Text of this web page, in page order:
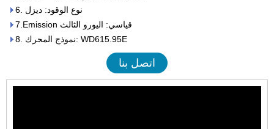
6. نوع الوقود: ديزل
7.Emission قياسي: اليورو الثالث
8. نموذج المحرك: WD615.95E
اتصل بنا